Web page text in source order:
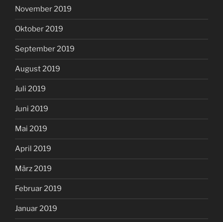
November 2019
Oktober 2019
September 2019
August 2019
Juli 2019
Juni 2019
Mai 2019
April 2019
März 2019
Februar 2019
Januar 2019